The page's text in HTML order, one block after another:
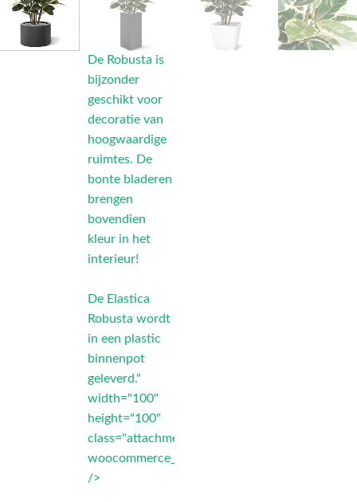
De Robusta is
bijzonder
geschikt voor
decoratie van
hoogwaardige
ruimtes. De
bonte bladeren
brengen
bovendien
kleur in het
interieur!
De Elastica
Robusta wordt
in een plastic
binnenpot
geleverd."
width="100"
height="100"
class="attachment-
woocommerce_thumbnail"
/>